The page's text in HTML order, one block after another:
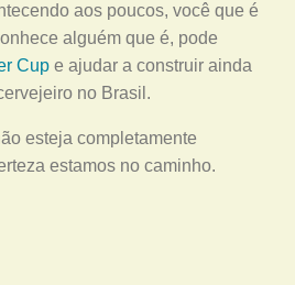
aos poucos, você que é
alguém que é, pode
Cup e ajudar a construir ainda
no Brasil.
esteja completamente
estamos no caminho.